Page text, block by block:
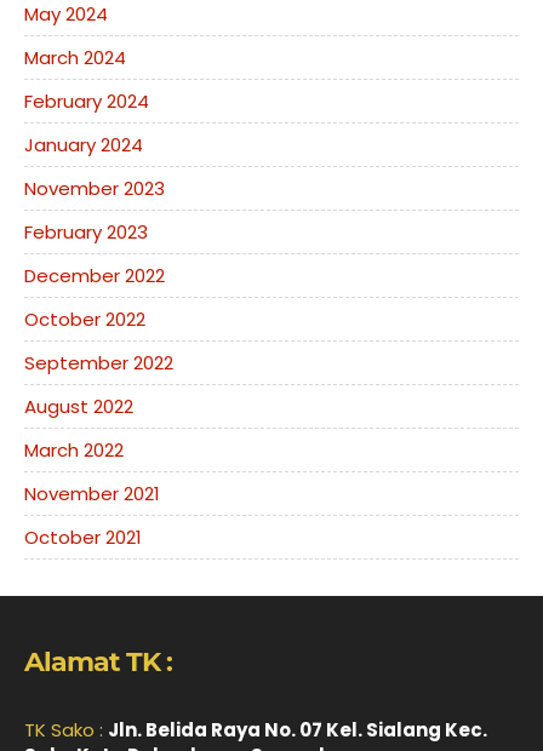
May 2024
March 2024
February 2024
January 2024
November 2023
February 2023
December 2022
October 2022
September 2022
August 2022
March 2022
November 2021
October 2021
Alamat TK :
TK Sako : Jln. Belida Raya No. 07 Kel. Sialang Kec.